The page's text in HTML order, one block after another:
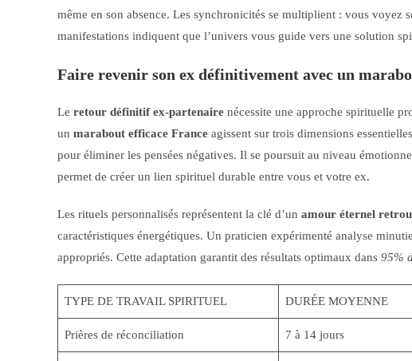
même en son absence. Les synchronicités se multiplient : vous voyez
manifestations indiquent que l’univers vous guide vers une solution
Faire revenir son ex définitivement avec un
Le retour définitif ex-partenaire nécessite une approche spirituelle
un marabout efficace France agissent sur trois dimensions
pour éliminer les pensées négatives. Il se poursuit au niveau
permet de créer un lien spirituel durable entre vous et votre ex.
Les rituels personnalisés représentent la clé d’un amour éternel
caractéristiques énergétiques. Un praticien expérimenté analyse
appropriés. Cette adaptation garantit des résultats optimaux dans 95%
TYPE DE TRAVAIL SPIRITUEL DURÉE MOYENNE
Prières de réconciliation 7 à 14 jours